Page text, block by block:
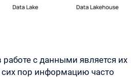
с данными является их
пор информацию часто